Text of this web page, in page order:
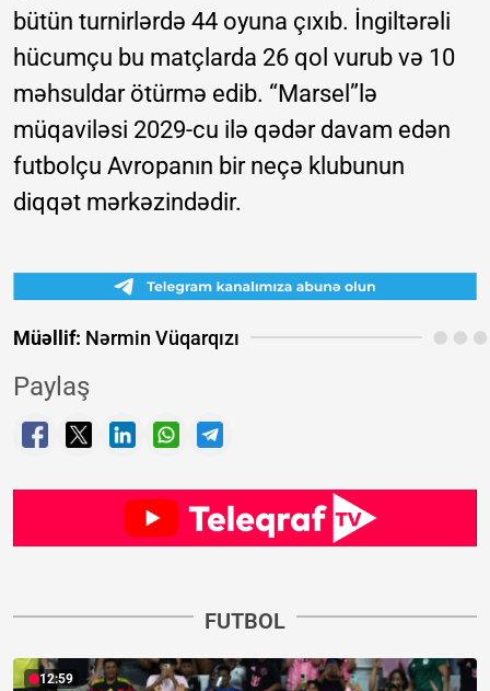
bütün turnirlərdə 44 oyuna çıxıb. İngiltərəli
hücumçu bu matçlarda 26 qol vurub və 10
məhsuldar ötürmə edib. “Marsel”lə
müqaviləsi 2029-cu ilə qədər davam edən
futbolçu Avropanın bir neçə klubunun
diqqət mərkəzindədir.
Müəllif: Nərmin Vüqarqızı
Paylaş
FUTBOL
12:59